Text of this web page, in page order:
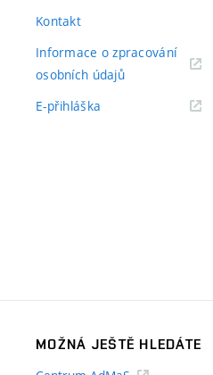
Kontakt
Informace o zpracování
osobních údajů(externí
E-přihláška
MOŽNÁ JEŠTĚ HLEDÁTE